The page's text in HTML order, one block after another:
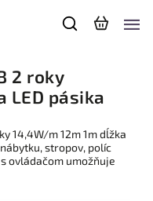
2 roky
LED pásika
14,4W/m 12m 1m dĺžka
stropov, políc
ovládačom umožňuje